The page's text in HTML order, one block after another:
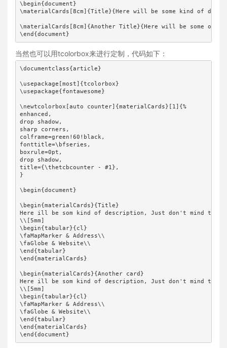
\begin{document}
\materialCards[8cm]{Title}{Here will be some kind of
\materialCards[8cm]{Another Title}{Here will be some
\end{document}
当然也可以用tcolorbox来进行定制，代码如下：
\documentclass{article}
\usepackage[most]{tcolorbox}
\usepackage{fontawesome}
\newtcolorbox[auto counter]{materialCards}[1]{%
enhanced,
drop shadow,
sharp corners,
colframe=green!60!black,
fonttitle=\bfseries,
boxrule=0pt,
drop shadow,
title={\thetcbcounter - #1},
}
\begin{document}
\begin{materialCards}{Title}
Here ill be som kind of description, Just don't mind the
\\[5mm]
\begin{tabular}{cl}
\faMapMarker & Address\\
\faGlobe & Website\\
\end{tabular}
\end{materialCards}
\begin{materialCards}{Another card}
Here ill be som kind of description, Just don't mind the
\\[5mm]
\begin{tabular}{cl}
\faMapMarker & Address\\
\faGlobe & Website\\
\end{tabular}
\end{materialCards}
\end{document}